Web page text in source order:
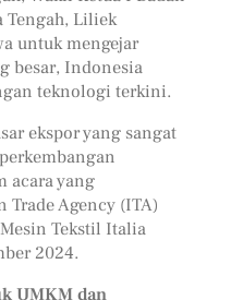
Tengah, Liliek
untuk mengejar
besar, Indonesia
teknologi terkini.
ekspor yang sangat
acara yang
Agency (ITA)
Tekstil Italia
2024.
UMKM dan